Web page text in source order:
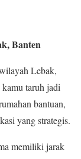
Banten
Lebak,
taruh jadi
bantuan,
yang strategis.
memiliki jarak